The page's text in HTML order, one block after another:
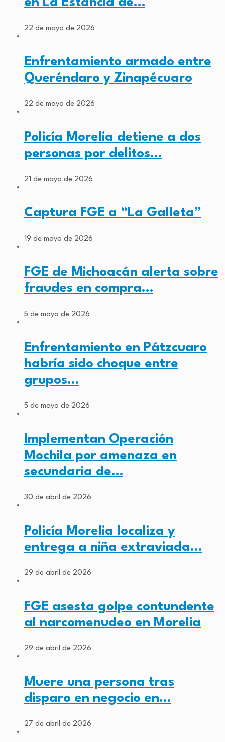
22 de mayo de 2026
Enfrentamiento armado entre
Queréndaro y Zinapécuaro
22 de mayo de 2026
Policía Morelia detiene a dos
personas por delitos…
21 de mayo de 2026
Captura FGE a “La Galleta”
19 de mayo de 2026
FGE de Michoacán alerta sobre
fraudes en compra…
5 de mayo de 2026
Enfrentamiento en Pátzcuaro
habría sido choque entre
grupos…
5 de mayo de 2026
Implementan Operación
Mochila por amenaza en
secundaria de…
30 de abril de 2026
Policía Morelia localiza y
entrega a niña extraviada…
29 de abril de 2026
FGE asesta golpe contundente
al narcomenudeo en Morelia
29 de abril de 2026
Muere una persona tras
disparo en negocio en…
27 de abril de 2026